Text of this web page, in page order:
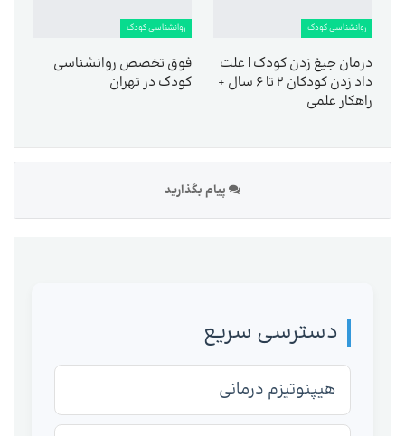
روانشناسی کودک
درمان جیغ زدن کودک | علت
داد زدن کودکان ۲ تا ۶ سال +
راهکار علمی
روانشناسی کودک
فوق تخصص روانشناسی
کودک در تهران
پیام بگذارید
دسترسی سریع
هیپنوتیزم درمانی